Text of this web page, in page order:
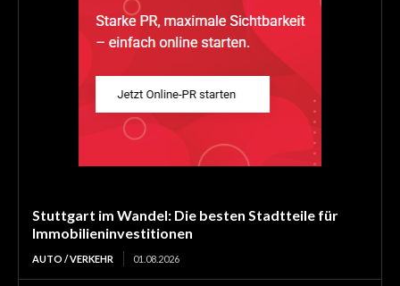
Stuttgart im Wandel: Die besten Stadtteile für
Immobilieninvestitionen
AUTO / VERKEHR 01.08.2026